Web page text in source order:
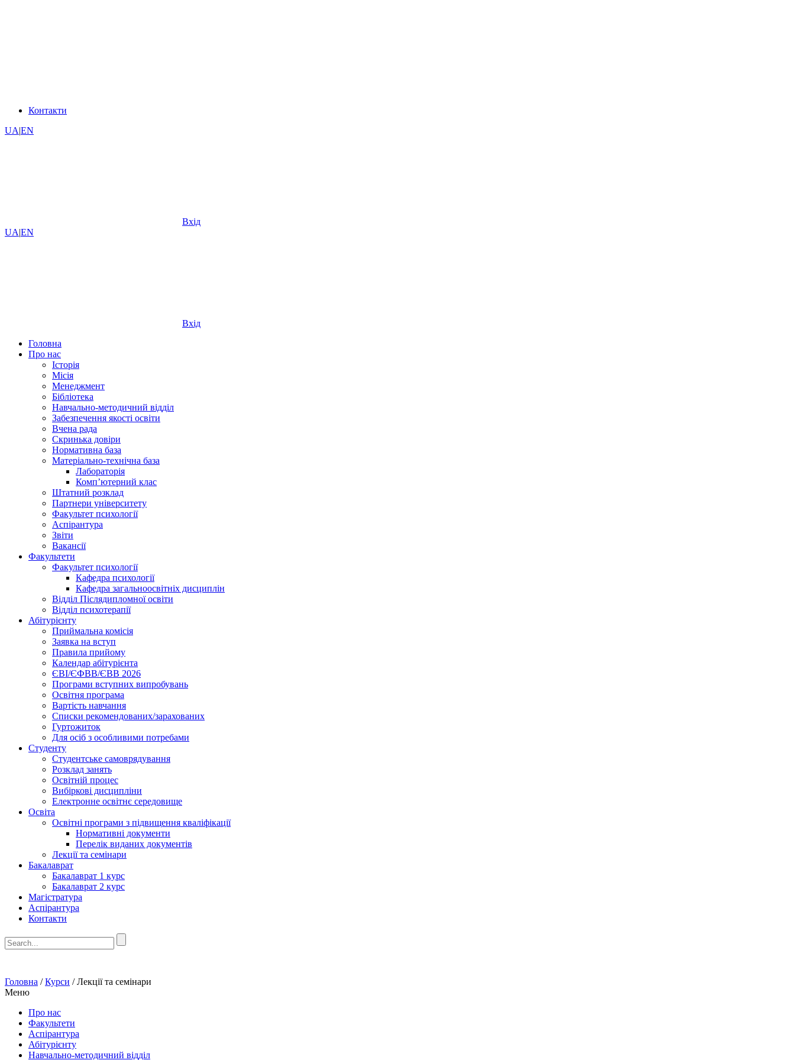
Контакти
UA|EN
Вхід
UA|EN
Вхід
Головна
Про нас
Історія
Місія
Менеджмент
Бібліотека
Навчально-методичний відділ
Забезпечення якості освіти
Вчена рада
Скринька довіри
Нормативна база
Матеріально-технічна база
Лабораторія
Компʼютерний клас
Штатний розклад
Партнери університету
Факультет психології
Аспірантура
Звіти
Вакансії
Факультети
Факультет психології
Кафедра психології
Кафедра загальноосвітніх дисциплін
Відділ Післядипломної освіти
Відділ психотерапії
Абітурієнту
Приймальна комісія
Заявка на вступ
Правила прийому
Календар абітурієнта
ЄВІ/ЄФВВ/ЄВВ 2026
Програми вступних випробувань
Освітня програма
Вартість навчання
Списки рекомендованих/зарахованих
Гуртожиток
Для осіб з особливими потребами
Студенту
Студентське самоврядування
Розклад занять
Освітній процес
Вибіркові дисципліни
Електронне освітнє середовище
Освіта
Освітні програми з підвищення кваліфікації
Нормативні документи
Перелік виданих документів
Лекції та семінари
Бакалаврат
Бакалаврат 1 курс
Бакалаврат 2 курс
Магістратура
Аспірантура
Контакти
Головна /Курси /Лекції та семінари
Меню
Про нас
Факультети
Аспірантура
Абітурієнту
Навчально-методичний відділ